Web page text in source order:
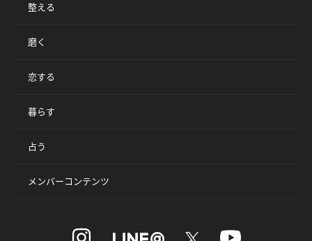
整える
磨く
恋する
暮らす
占う
メンバーコンテンツ